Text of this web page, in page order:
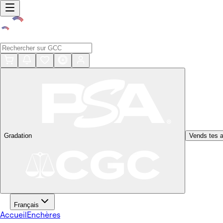
Gradation Vends tes
Français
AccueilEnchères